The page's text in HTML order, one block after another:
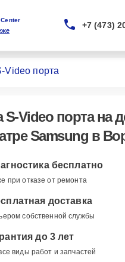
+7 (473)
Video порта
S-Video портана
Samsung в
бесплатно
при отказе от ремонта
доставка
собственной службы
до 3 лет
виды работ и запчастей